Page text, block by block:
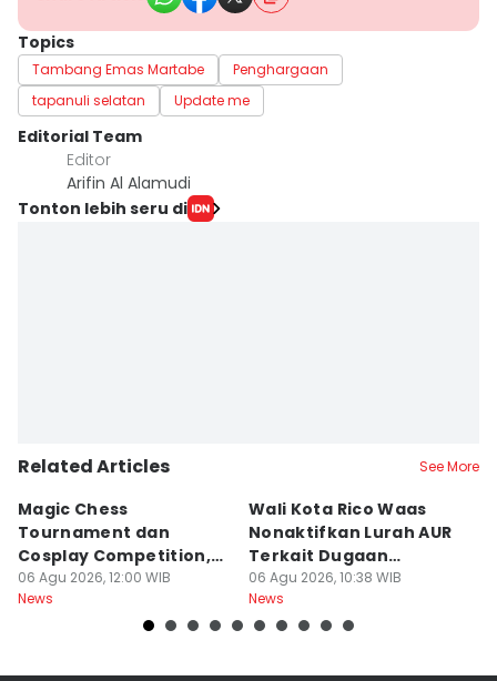
Topics
Tambang Emas Martabe
Penghargaan
tapanuli selatan
Update me
Editorial Team
Editor
Arifin Al Alamudi
Tonton lebih seru di
Related Articles See More
Magic Chess
Tournament dan
Cosplay Competition,
Catat Tanggalnya
06 Agu 2026, 12:00 WIB
News
Wali Kota Rico Waas
Nonaktifkan Lurah AUR
Terkait Dugaan
Pungutan Liar
06 Agu 2026, 10:38 WIB
News